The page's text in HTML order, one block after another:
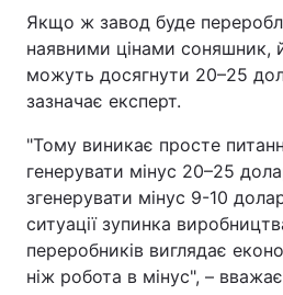
Якщо ж завод буде
наявними цінами соняшник,
можуть досягнути 20–25
зазначає експерт.
"Тому виникає просте
генерувати мінус 20–25
згенерувати мінус 9-10
ситуації зупинка
переробників виглядає
ніж робота в мінус", –